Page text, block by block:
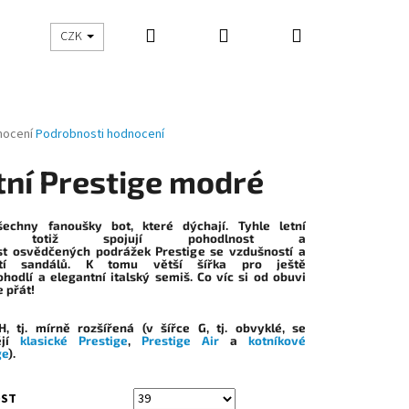
CZK Hledat PřihlášeníNákupní
Podrobnosti hodnocení
Prestige modré
fanoušky bot, které dýchají. Tyhle letní
totiž spojují pohodlnost a
osvědčených podrážek Prestige se vzdušností a
sandálů. K tomu větší šířka pro ještě
a elegantní italský semiš. Co víc si od obuvi
přát!
, tj. mírně rozšířená (v šířce G, tj. obvyklé, se
klasické Prestige, Prestige Aira kotníkové
). Následující